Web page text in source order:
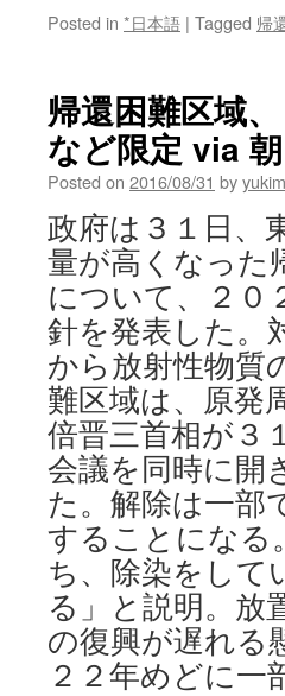
Posted in *日本語 | Tagged 帰
帰還困難区域
など限定 via
Posted on 2016/08/31 by
政府は３１日、
量が高くなった
について、２０
針を発表した。
から放射性物質
難区域は、原発
倍晋三首相が３
会議を同時に開
た。解除は一部
することになる
ち、除染をして
る」と説明。放
の復興が遅れる
２２年めどに